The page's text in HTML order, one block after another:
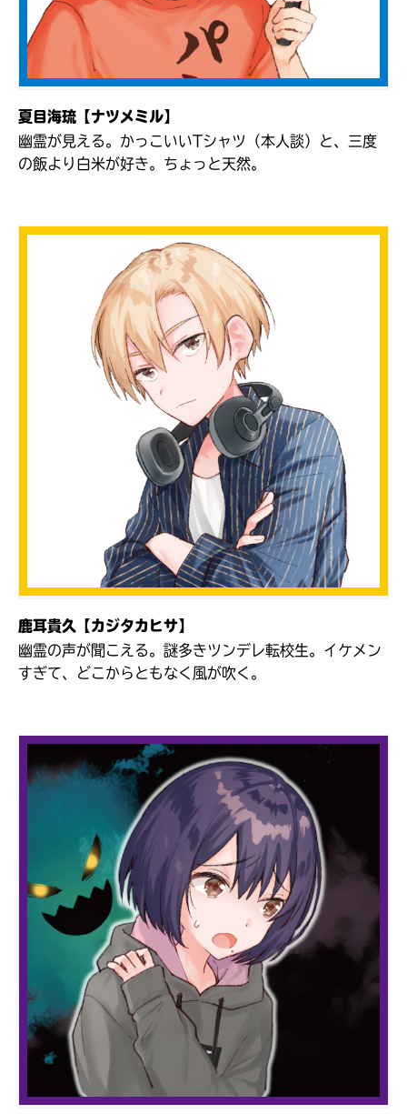
自分だけの
本だなが作れる！
書店に届いた
みんなからのお手紙が
読める
このマチのことを
もっと知りたい
キミに
夏目海琉【ナツメミル】
幽霊が見える。かっこいいTシャツ（本人談）と、三度
の飯より白米が好き。ちょっと天然。
鹿耳貴久【カジタカヒサ】
幽霊の声が聞こえる。謎多きツンデレ転校生。イケメン
すぎて、どこからともなく風が吹く。